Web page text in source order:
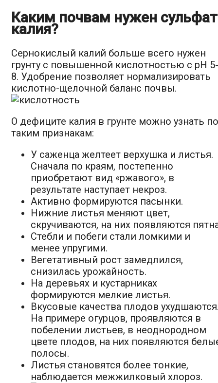
Каким почвам нужен сульфат
калия?
Сернокислый калий больше всего нужен
грунту с повышенной кислотностью с рН 5-
8. Удобрение позволяет нормализировать
кислотно-щелочной баланс почвы.
О дефиците калия в грунте можно узнать по
таким признакам:
У саженца желтеет верхушка и листья.
Сначала по краям, постепенно
приобретают вид «ржавого», в
результате наступает некроз.
Активно формируются пасынки.
Нижние листья меняют цвет,
скручиваются, на них появляются
Стебли и побеги стали ломкими и
менее упругими.
Вегетативный рост замедлился,
снизилась урожайность.
На деревьях и кустарниках
формируются мелкие листья.
Вкусовые качества плодов
На примере огурцов, проявляются в
побелении листьев, в неоднородном
цвете плодов, на них появляются
полосы.
Листья становятся более тонкие,
наблюдается межжилковый хлороз.